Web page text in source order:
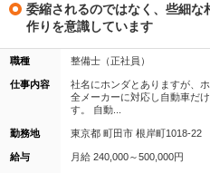
委縮されるのではなく、些細
作りを意識しています
職種 整備士（正社員）
仕事内容
社名にホンダとありますが、
全メーカーに対応し自動車だ
す。 自動...
勤務地 東京都 町田市 根岸町1018-22
給与 月給 240,000～500,000円